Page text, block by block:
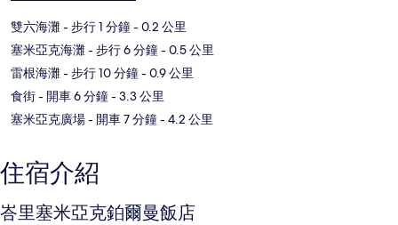
雙六海灘- 步行 1 分鐘- 0.2 公里
塞米亞克海灘- 步行 6 分鐘- 0.5 公里
雷根海灘- 步行 10 分鐘- 0.9 公里
食街- 開車 6 分鐘- 3.3 公里
塞米亞克廣場- 開車 7 分鐘- 4.2 公里
住宿介紹
峇里塞米亞克鉑爾曼飯店